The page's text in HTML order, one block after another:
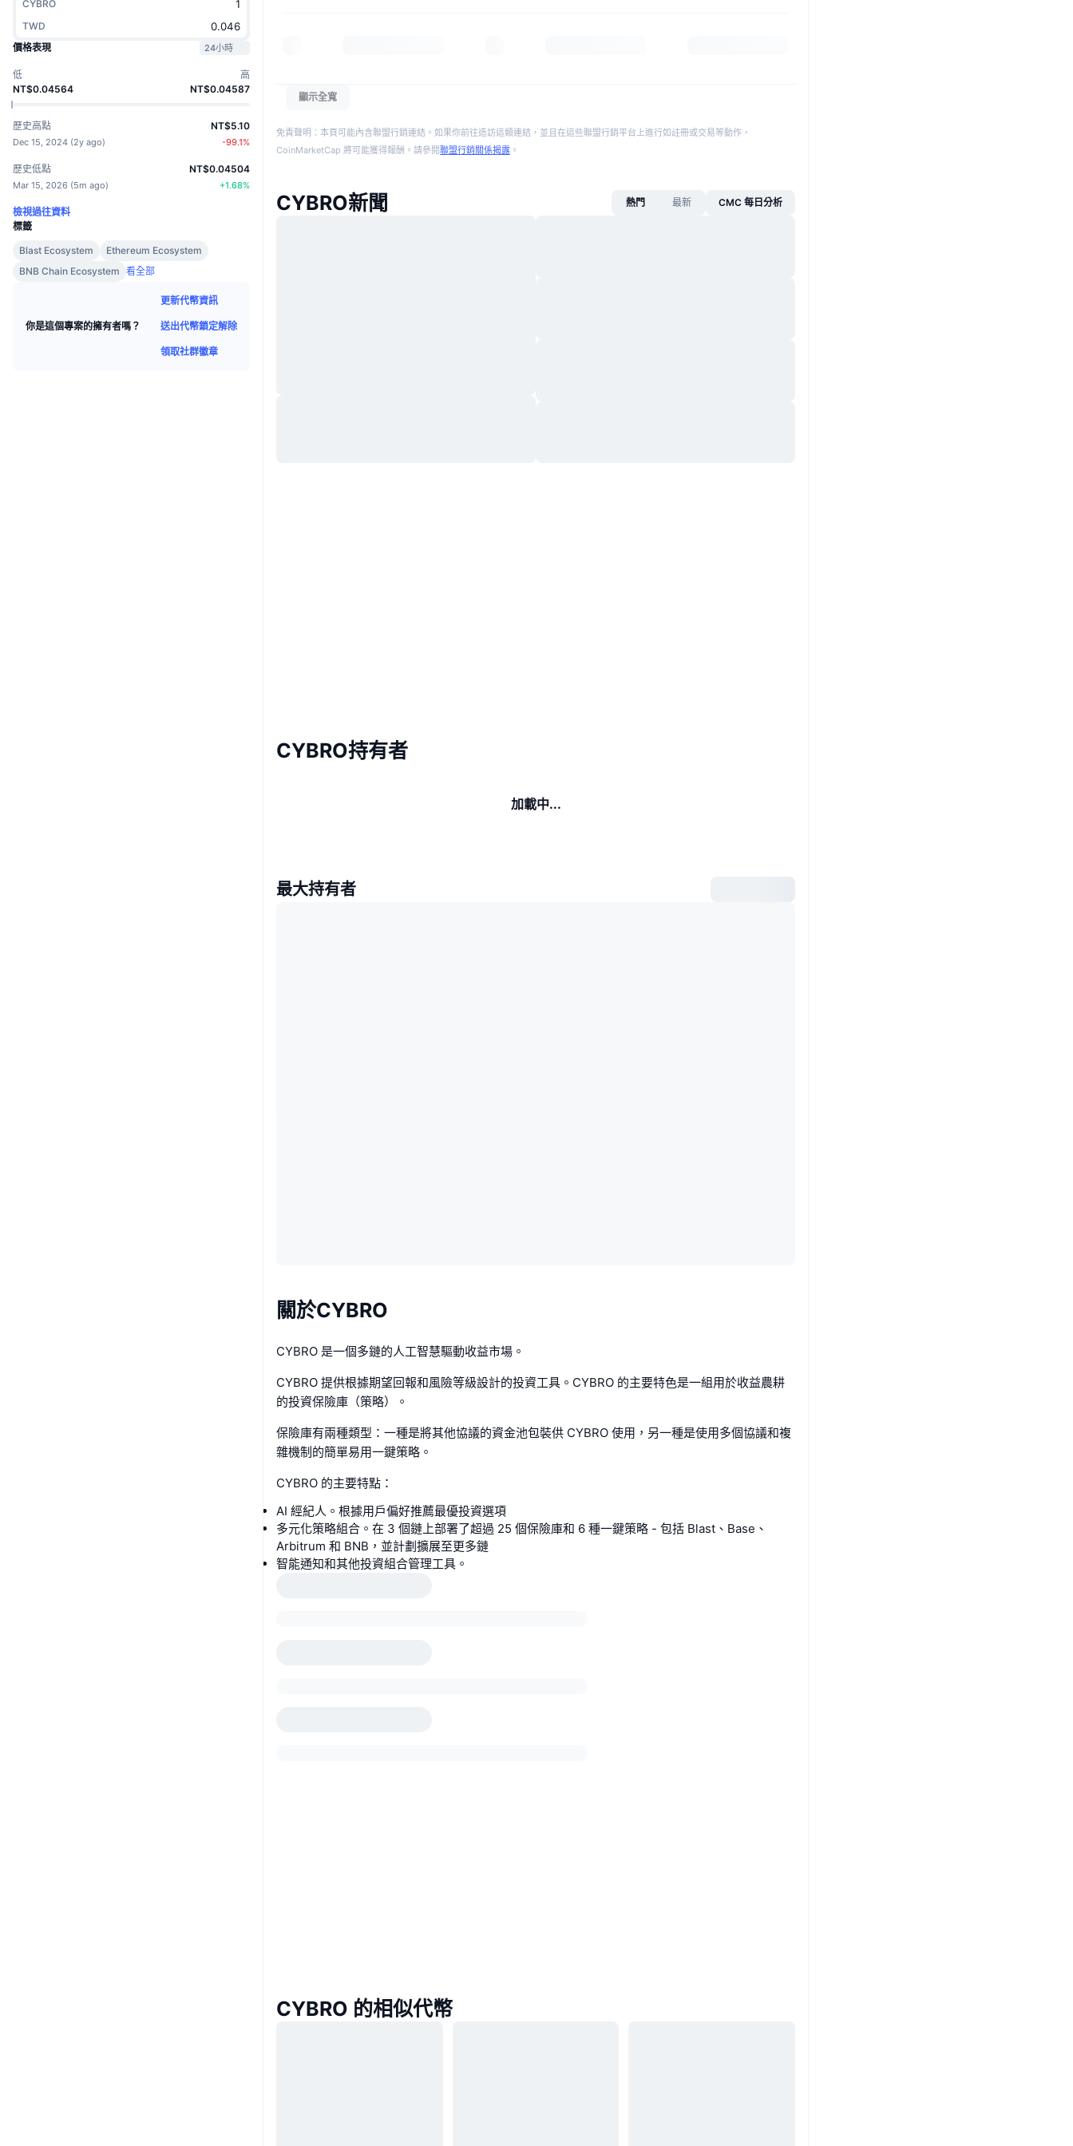
CYBRO
TWD
價格表現
24小時
低
NT$0.04564
高
NT$0.04587
歷史高點
Dec 15, 2024 (2y ago)
NT$5.10
-99.1%
歷史低點
Mar 15, 2026 (5m ago)
NT$0.04504
+1.68%
檢視過往資料
標籤
Blast Ecosystem
Ethereum Ecosystem
BNB Chain Ecosystem 看全部
你是這個專案的擁有者嗎？
更新代幣資訊
送出代幣鎖定解除
領取社群徽章
顯示全寬
免責聲明：本頁可能內含聯盟行銷連結。如果你前往造訪這類連結，並且在這些聯盟行銷平台上進行如註冊或交易等動作，
CoinMarketCap 將可能獲得報酬。請參閱聯盟行銷關係揭露 。
CYBRO新聞 熱門 最新 CMC 每日分析
CYBRO持有者
加載中...
最大持有者
關於CYBRO
CYBRO 是一個多鏈的人工智慧驅動收益市場。
CYBRO 提供根據期望回報和風險等級設計的投資工具。CYBRO 的主要特色是一組用於收益農耕
的投資保險庫（策略）。
保險庫有兩種類型：一種是將其他協議的資金池包裝供 CYBRO 使用，另一種是使用多個協議和複
雜機制的簡單易用一鍵策略。
CYBRO 的主要特點：
AI 經紀人。根據用戶偏好推薦最優投資選項
多元化策略組合。在 3 個鏈上部署了超過 25 個保險庫和 6 種一鍵策略 - 包括 Blast、Base、
Arbitrum 和 BNB，並計劃擴展至更多鏈
智能通知和其他投資組合管理工具。
CYBRO 的相似代幣